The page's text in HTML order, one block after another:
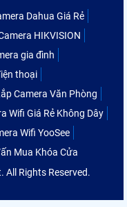
Dahua Giá Rẻ
HIKVISION
gia đình
thoại
Camera Văn Phòng
Wifi Giá Rẻ Không Dây
Wifi YooSee
Mua Khóa Cửa
Rights Reserved.